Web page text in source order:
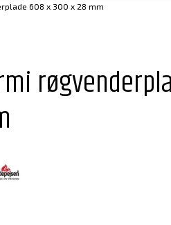
608 x 300 x 28 mm